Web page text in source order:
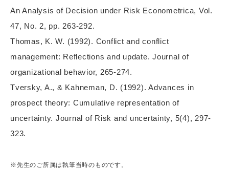
An Analysis of Decision under Risk Econometrica, Vol.
47, No. 2, pp. 263-292.
Thomas, K. W. (1992). Conflict and conflict
management: Reflections and update. Journal of
organizational behavior, 265-274.
Tversky, A., & Kahneman, D. (1992). Advances in
prospect theory: Cumulative representation of
uncertainty. Journal of Risk and uncertainty, 5(4), 297-
323.
※先生のご所属は執筆当時のものです。